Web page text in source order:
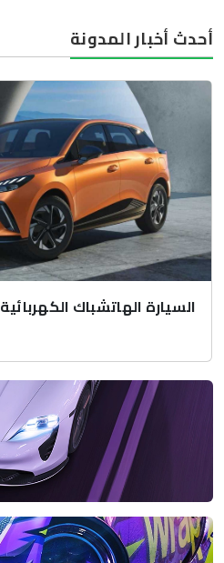
أحدث أخبار المدونة
السيارة الهاتشباك الكهربائية MG4 الجديدة في مصر